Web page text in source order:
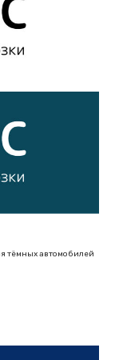
светлых автомобилей
тёмных автомобилей